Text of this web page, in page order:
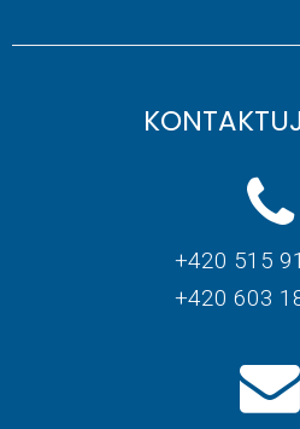
+420 515
+420 603